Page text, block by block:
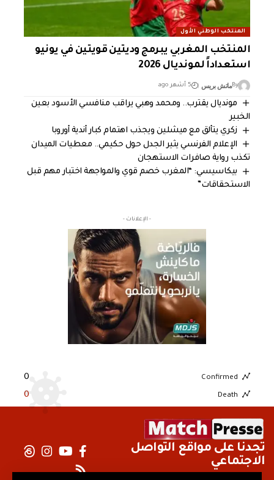
المنتخب الوطني الأول
المنتخب المغربي يبرمج وديتين قويتين في يونيو
استعداداً لمونديال 2026
Byماتش بريس 5 أشهر ago
مونديال يقترب.. ومحمد وهبي يراقب منافسي الأسود بعين
الخبير
زكري يتألق مع ميشلين ويجذب اهتمام كبار أندية أوروبا
الإعلام الفرنسي يثير الجدل حول حكيمي.. معطيات الميدان
تكذب رواية صافرات الاستهجان
بيكاسيسي: “المغرب خصم قوي والمواجهة اختبار مهم قبل
الاستحقاقات”
- الإعلانات -
Confirmed
0
Death
0
تجدنا على مواقع التواصل
الاجتماعي